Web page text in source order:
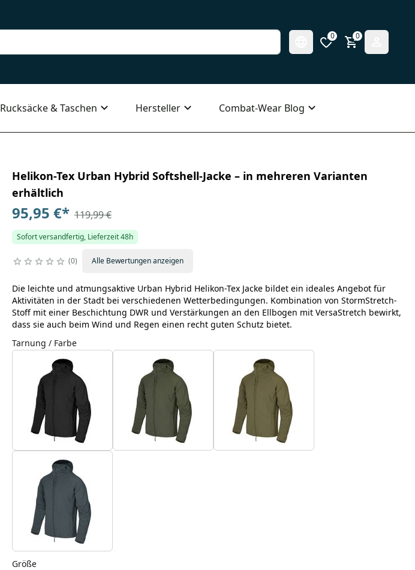
0 0
Rucksäcke & Taschen Hersteller Combat-Wear Blog
Helikon-Tex Urban Hybrid Softshell-Jacke – in mehreren Varianten
erhältlich
95,95 €* 119,99 €
Sofort versandfertig, Lieferzeit 48h
0 Alle Bewertungen anzeigen
Die leichte und atmungsaktive Urban Hybrid Helikon-Tex Jacke bildet ein ideales Angebot für
Aktivitäten in der Stadt bei verschiedenen Wetterbedingungen. Kombination von StormStretch-
Stoff mit einer Beschichtung DWR und Verstärkungen an den Ellbogen mit VersaStretch bewirkt,
dass sie auch beim Wind und Regen einen recht guten Schutz bietet.
Tarnung / Farbe
Größe